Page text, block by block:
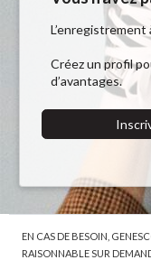
Créez un profil
d’avantages.
EN CAS DE BESOIN,
RAISONNABLE SUR